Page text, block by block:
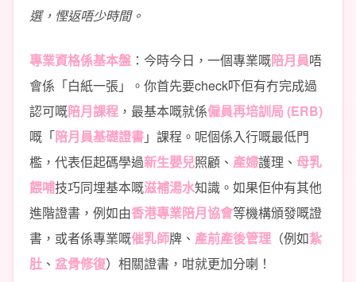
選，慳返唔少時間。
專業資格係基本盤 ：今時今日，一個專業嘅陪月員唔
會係「白紙一張」。你首先要check吓佢有冇完成過
認可嘅陪月課程 ，最基本嘅就係僱員再培訓局 (ERB)
嘅「陪月員基礎證書」課程。呢個係入行嘅最低門
檻，代表佢起碼學過新生嬰兒照顧、 產婦護理、 母乳
餵哺技巧同埋基本嘅滋補湯水知識。如果佢仲有其他
進階證書，例如由香港專業陪月協會等機構頒發嘅證
書，或者係專業嘅催乳師牌、 產前產後管理 （例如紮
肚 、 盆骨修復）相關證書，咁就更加分喇！